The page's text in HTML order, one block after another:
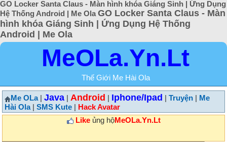
GO Locker Santa Claus - Màn hình khóa Giáng Sinh | Ứng Dụng
Hệ Thống Android | Me Ola GO Locker Santa Claus - Màn
hình khóa Giáng Sinh | Ứng Dụng Hệ Thống
Android | Me Ola
MeOLa.Yn.Lt
Thế Giới Me Hài Ola
Me OLa| Java Android Iphone/Ipad Truyện
Me
Hài Ola| SMS Kute
Hack Avatar
Likeủng hộMeOLa.Yn.Lt